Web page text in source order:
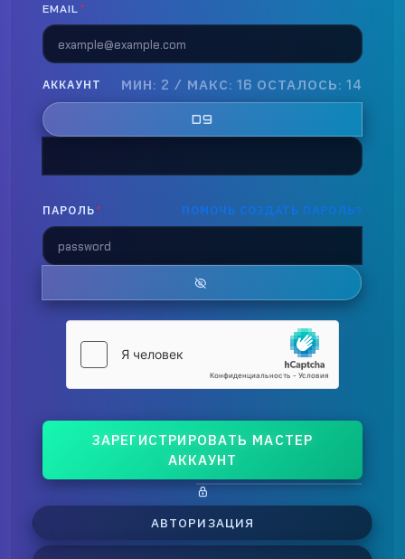
EMAIL*
АККАУНТ МИН: 2 / МАКС: 16 ОСТАЛОСЬ: 14
D9
ПАРОЛЬ* ПОМОЧЬ СОЗДАТЬ ПАРОЛЬ?
ЗАРЕГИСТРИРОВАТЬ МАСТЕР
АККАУНТ
АВТОРИЗАЦИЯ